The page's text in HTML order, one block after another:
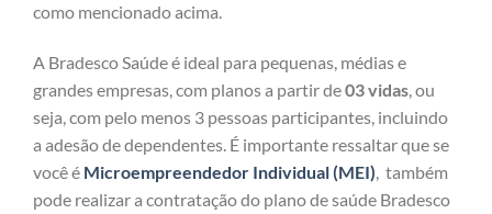
como mencionado acima.
A Bradesco Saúde é ideal para pequenas, médias e
grandes empresas, com planos a partir de03 vidas, ou
seja, com pelo menos 3 pessoas participantes, incluindo
a adesão de dependentes. É importante ressaltar que se
você é Microempreendedor Individual (MEI), também
pode realizar a contratação do plano de saúde Bradesco